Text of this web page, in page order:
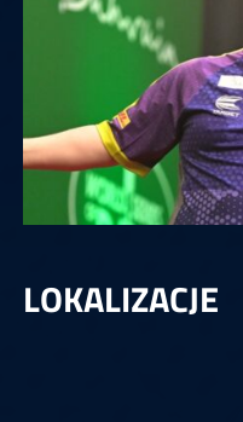
LOKALIZACJE